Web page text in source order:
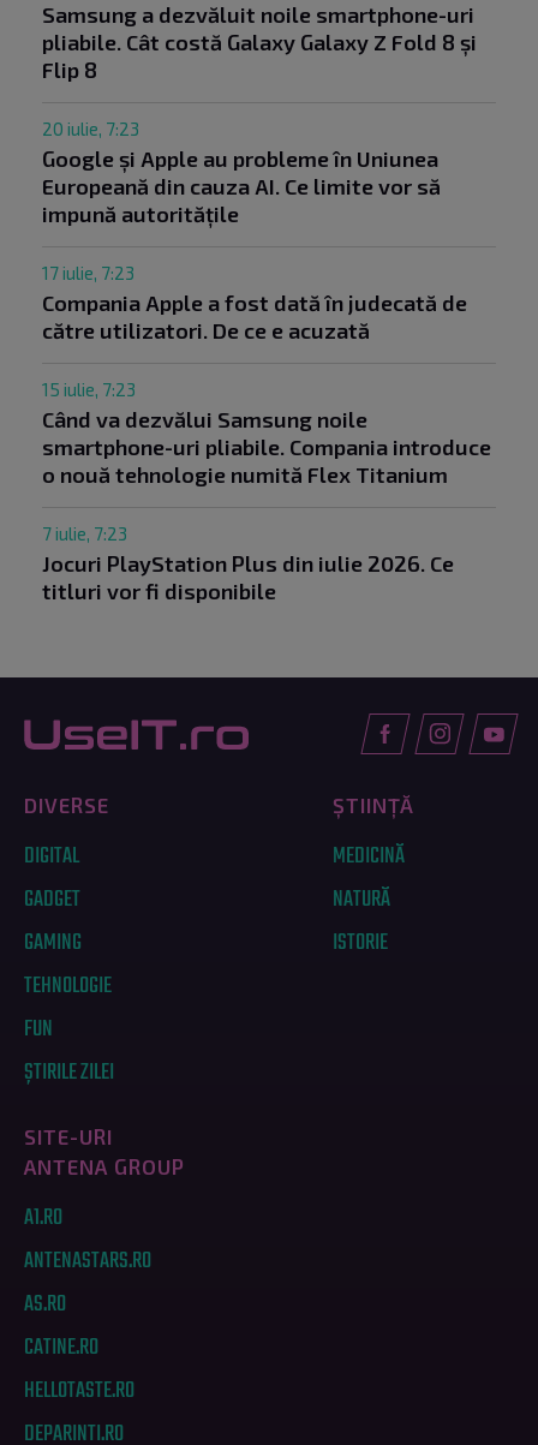
Samsung a dezvăluit noile smartphone-uri
pliabile. Cât costă Galaxy Galaxy Z Fold 8 și
Flip 8
20 iulie, 7:23
Google și Apple au probleme în Uniunea
Europeană din cauza AI. Ce limite vor să
impună autoritățile
17 iulie, 7:23
Compania Apple a fost dată în judecată de
către utilizatori. De ce e acuzată
15 iulie, 7:23
Când va dezvălui Samsung noile
smartphone-uri pliabile. Compania introduce
o nouă tehnologie numită Flex Titanium
7 iulie, 7:23
Jocuri PlayStation Plus din iulie 2026. Ce
titluri vor fi disponibile
DIVERSE
DIGITAL
GADGET
GAMING
TEHNOLOGIE
FUN
ȘTIRILE ZILEI
ȘTIINȚĂ
MEDICINĂ
NATURĂ
ISTORIE
SITE-URI
ANTENA GROUP
A1.RO
ANTENASTARS.RO
AS.RO
CATINE.RO
HELLOTASTE.RO
DEPARINTI.RO